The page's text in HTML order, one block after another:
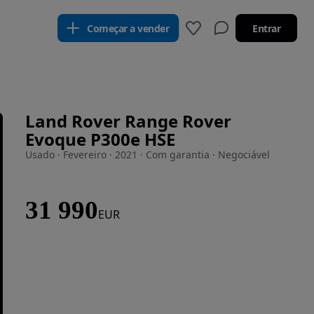
Começar a vender Entrar
Land Rover Range Rover
Evoque P300e HSE
Usado · Fevereiro · 2021 · Com garantia · Negociável
31 990EUR